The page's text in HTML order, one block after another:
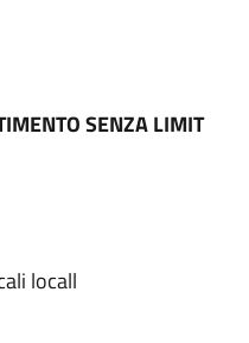
SENZA LIMIT
locall